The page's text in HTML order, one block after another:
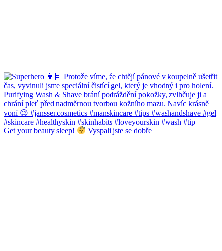
Get your beauty sleep! Vyspali jste se dobře